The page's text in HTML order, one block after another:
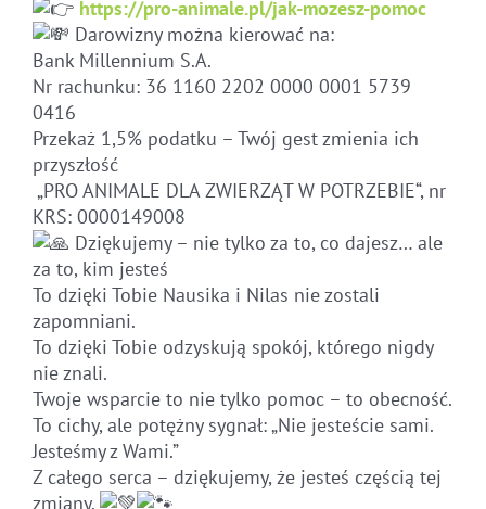
https://pro-animale.pl/jak-mozesz-pomoc
Darowizny można kierować na:
Bank Millennium S.A.
Nr rachunku: 36 1160 2202 0000 0001 5739
0416
Przekaż 1,5% podatku – Twój gest zmienia ich
przyszłość
„PRO ANIMALE DLA ZWIERZĄT W POTRZEBIE“, nr
KRS: 0000149008
Dziękujemy – nie tylko za to, co dajesz… ale
za to, kim jesteś
To dzięki Tobie Nausika i Nilas nie zostali
zapomniani.
To dzięki Tobie odzyskują spokój, którego nigdy
nie znali.
Twoje wsparcie to nie tylko pomoc – to obecność.
To cichy, ale potężny sygnał: „Nie jesteście sami.
Jesteśmy z Wami.”
Z całego serca – dziękujemy, że jesteś częścią tej
zmiany.